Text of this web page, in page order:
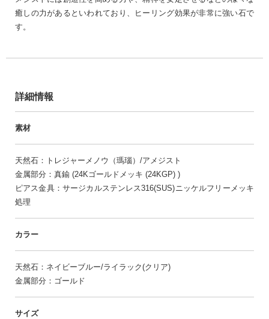
癒しの力があるといわれており、ヒーリング効果が非常に強い石で
す。
詳細情報
素材
天然石：トレジャーメノウ（瑪瑙）/アメジスト
金属部分：真鍮 (24Kゴールドメッキ (24KGP) )
ピアス金具：サージカルステンレス316(SUS)ニッケルフリーメッキ
処理
カラー
天然石：ネイビーブルー/ライラック(クリア)
金属部分：ゴールド
サイズ